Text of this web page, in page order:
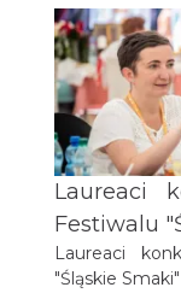
Laureaci
Festiwalu
Laureaci
"Śląskie Smaki"